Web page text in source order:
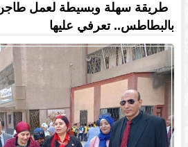
طريقة سهلة وبسيطة لعمل
بالبطاطس.. تعرفي عليها